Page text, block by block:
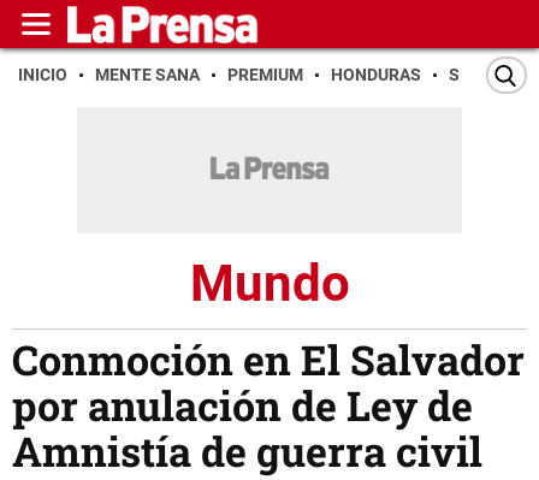
INICIO MENTE SANA PREMIUM HONDURAS SAN PEDRO
Mundo
Conmoción en El Salvador
por anulación de Ley de
Amnistía de guerra civil